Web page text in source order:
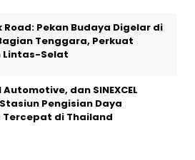
Road: Pekan Budaya Digelar di
Tenggara, Perkuat
Lintas-Selat
Automotive, dan SINEXCEL
Pengisian Daya
di Thailand